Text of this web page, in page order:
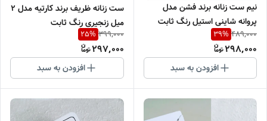
نیم ست زنانه برند فشن مدل
پروانه شاینی استیل رنگ ثابت
وضدحساسیت ارزان
489,000
39%
298,000
افزودن به سبد
ست زنانه ظریف برند کارتیه مدل ۲
میل زنجیری رنگ ثابت
وضدحساسیت
399,000
25%
297,000
افزودن به سبد